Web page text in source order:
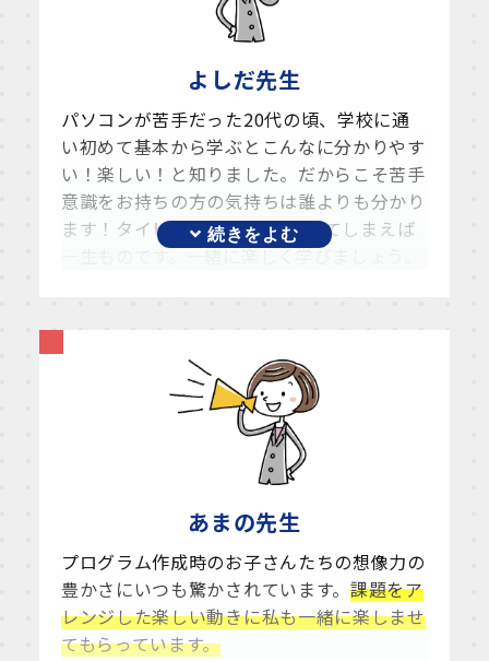
よしだ先生
パソコンが苦手だった20代の頃、学校に通
い初めて基本から学ぶとこんなに分かりやす
い！楽しい！と知りました。だからこそ苦手
意識をお持ちの方の気持ちは誰よりも分かり
ます！タイピングもExcelも覚えてしまえば
一生ものです。一緒に楽しく学びましょう。
あまの先生
プログラム作成時のお子さんたちの想像力の
豊かさにいつも驚かされています。課題をア
レンジした楽しい動きに私も一緒に楽しませ
てもらっています。